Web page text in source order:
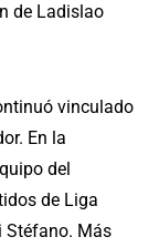
de Ladislao
vinculado
En la
del
de Liga
Stéfano. Más